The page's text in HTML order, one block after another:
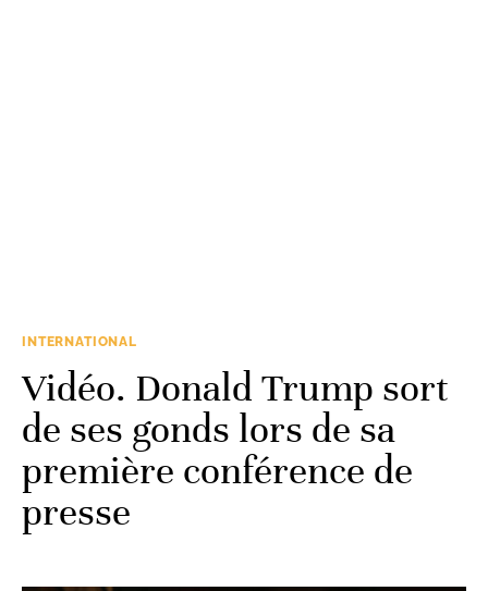
INTERNATIONAL
Vidéo. Donald Trump sort
de ses gonds lors de sa
première conférence de
presse